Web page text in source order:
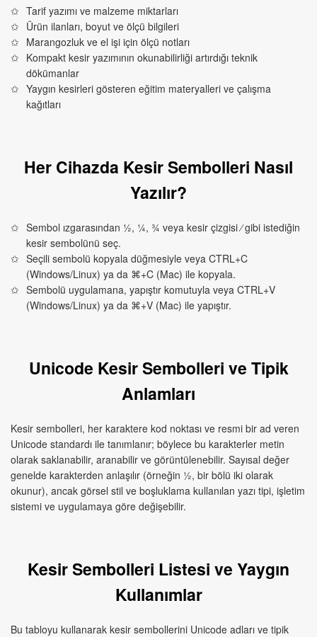
Tarif yazımı ve malzeme miktarları
Ürün ilanları, boyut ve ölçü bilgileri
Marangozluk ve el işi için ölçü notları
Kompakt kesir yazımının okunabilirliği artırdığı teknik
dökümanlar
Yaygın kesirleri gösteren eğitim materyalleri ve çalışma
kağıtları
Her Cihazda Kesir Sembolleri Nasıl
Yazılır?
Sembol ızgarasından ½, ¼, ¾ veya kesir çizgisi ⁄ gibi istediğin
kesir sembolünü seç.
Seçili sembolü kopyala düğmesiyle veya CTRL+C
(Windows/Linux) ya da ⌘+C (Mac) ile kopyala.
Sembolü uygulamana, yapıştır komutuyla veya CTRL+V
(Windows/Linux) ya da ⌘+V (Mac) ile yapıştır.
Unicode Kesir Sembolleri ve Tipik
Anlamları
Kesir sembolleri, her karaktere kod noktası ve resmi bir ad veren
Unicode standardı ile tanımlanır; böylece bu karakterler metin
olarak saklanabilir, aranabilir ve görüntülenebilir. Sayısal değer
genelde karakterden anlaşılır (örneğin ½, bir bölü iki olarak
okunur), ancak görsel stil ve boşluklama kullanılan yazı tipi, işletim
sistemi ve uygulamaya göre değişebilir.
Kesir Sembolleri Listesi ve Yaygın
Kullanımlar
Bu tabloyu kullanarak kesir sembollerini Unicode adları ve tipik